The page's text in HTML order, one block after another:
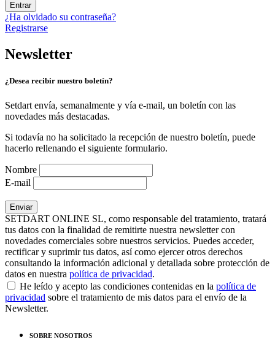
Entrar
¿Ha olvidado su contraseña?
Registrarse
Newsletter
¿Desea recibir nuestro boletín?
Setdart envía, semanalmente y vía e-mail, un boletín con las
novedades más destacadas.
Si todavía no ha solicitado la recepción de nuestro boletín, puede
hacerlo rellenando el siguiente formulario.
Nombre
E-mail
SETDART ONLINE SL, como responsable del tratamiento, tratará
tus datos con la finalidad de remitirte nuestra newsletter con
novedades comerciales sobre nuestros servicios. Puedes acceder,
rectificar y suprimir tus datos, así como ejercer otros derechos
consultando la información adicional y detallada sobre protección de
datos en nuestra política de privacidad.
He leído y acepto las condiciones contenidas en la política de
privacidad sobre el tratamiento de mis datos para el envío de la
Newsletter.
SOBRE NOSOTROS